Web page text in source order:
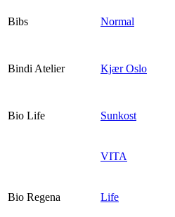
Bibs Normal
Bindi Atelier Kjær Oslo
Bio Life Sunkost
VITA
Bio Regena Life